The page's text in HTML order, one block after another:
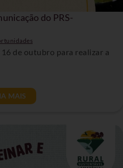
do PRS-
de outubro para realizar a
MAIS